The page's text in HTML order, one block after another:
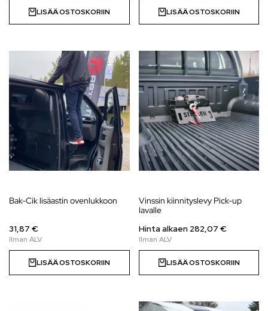
LISÄÄ OSTOSKORIIN LISÄÄ OSTOSKORIIN
Bak-Cik lisäastin ovenlukkoon
31,87 €
LISÄÄ OSTOSKORIIN
Vinssin kiinnityslevy Pick-up
lavalle
Hinta alkaen 282,07 €
LISÄÄ OSTOSKORIIN